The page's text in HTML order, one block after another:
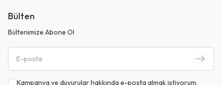
Bülten
Bültenimize Abone Ol
Kampanya ve duyurular hakkında e-posta almak istiyorum.